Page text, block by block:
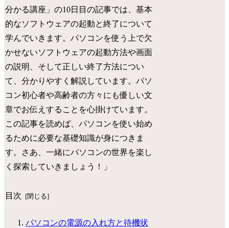
分かる講座」の10日目の記事では、基本
的なソフトウェアの起動と終了について
学んでいきます。パソコンを使う上で欠
かせないソフトウェアの起動方法や画面
の説明、そして正しい終了方法につい
て、分かりやすく解説しています。パソ
コン初心者や高齢者の方々にも優しい文
章でお伝えすることを心掛けています。
この記事を読めば、パソコンを使い始め
るために必要な基礎知識が身につきま
す。さあ、一緒にパソコンの世界を楽し
く探索していきましょう！」
目次
パソコンの電源の入れ方と待機状